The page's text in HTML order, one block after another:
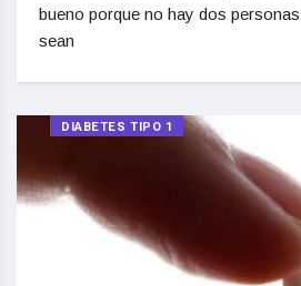
bueno porque no hay dos
sean
DIABETES TIPO 1